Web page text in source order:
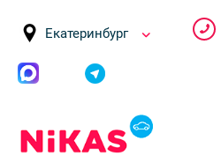
Екатеринбург